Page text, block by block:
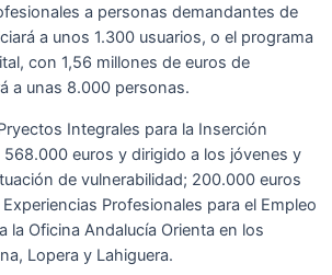
a personas demandantes de
a unos 1.300 usuarios, o el programa
con 1,56 millones de euros de
a unas 8.000 personas.
Integrales para la Inserción
euros y dirigido a los jóvenes y
de vulnerabilidad; 200.000 euros
Profesionales para el Empleo
la Oficina Andalucía Orienta en los
Lopera y Lahiguera.